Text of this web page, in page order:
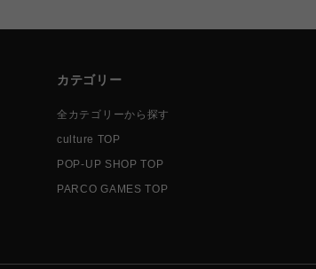
カテゴリー
全カテゴリーから探す
culture TOP
POP-UP SHOP TOP
PARCO GAMES TOP